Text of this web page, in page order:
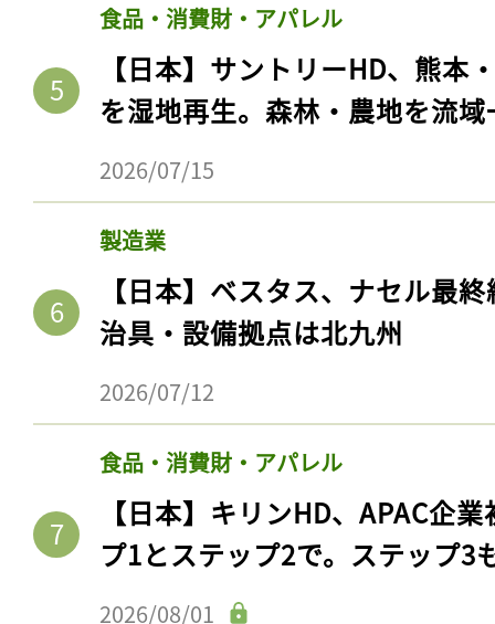
食品・消費財・アパレル
【日本】サントリーHD、熊本
を湿地再生。森林・農地を流
2026/07/15
製造業
【日本】ベスタス、ナセル最
治具・設備拠点は北九州
2026/07/12
食品・消費財・アパレル
【日本】キリンHD、APAC企
プ1とステップ2で。ステップ3
2026/08/01
記事をお気に入りに
ログインが必